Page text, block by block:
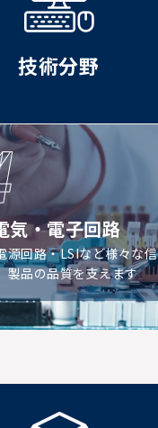
技術分野
気・電子回路
源回路・LSIなど様々な信
製品の品質を支えます